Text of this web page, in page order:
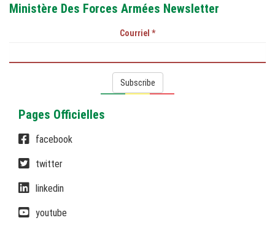
Ministère Des Forces Armées Newsletter
Courriel *
Subscribe
Pages Officielles
facebook
twitter
linkedin
youtube